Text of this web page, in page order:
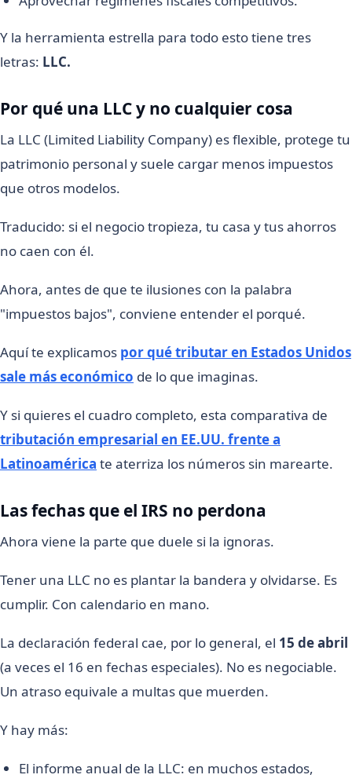
Y la herramienta estrella para todo esto tiene tres
letras: LLC.
Por qué una LLC y no cualquier cosa
La LLC (Limited Liability Company) es flexible, protege tu
patrimonio personal y suele cargar menos impuestos
que otros modelos.
Traducido: si el negocio tropieza, tu casa y tus ahorros
no caen con él.
Ahora, antes de que te ilusiones con la palabra
"impuestos bajos", conviene entender el porqué.
Aquí te explicamos por qué tributar en Estados Unidos
sale más económico de lo que imaginas.
Y si quieres el cuadro completo, esta comparativa de
tributación empresarial en EE.UU. frente a
Latinoamérica te aterriza los números sin marearte.
Las fechas que el IRS no perdona
Ahora viene la parte que duele si la ignoras.
Tener una LLC no es plantar la bandera y olvidarse. Es
cumplir. Con calendario en mano.
La declaración federal cae, por lo general, el 15 de abril
(a veces el 16 en fechas especiales). No es negociable.
Un atraso equivale a multas que muerden.
Y hay más:
El informe anual de la LLC: en muchos estados,